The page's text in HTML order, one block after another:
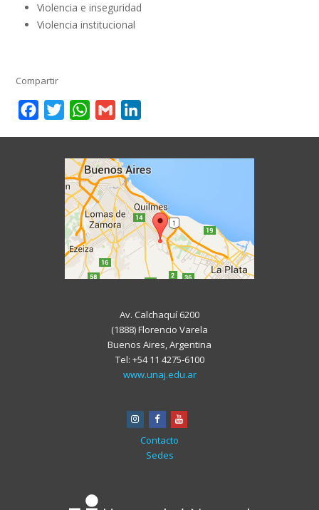
Violencia e inseguridad
Violencia institucional
Compartir
FacebookTwitterWhatsApp
Gmail
Av. Calchaquí 6200
(1888) Florencio Varela
Buenos Aires, Argentina
Tel: +54 11 4275-6100
www.unaj.edu.ar
instagram
facebookyoutube
Contacto
Sedes